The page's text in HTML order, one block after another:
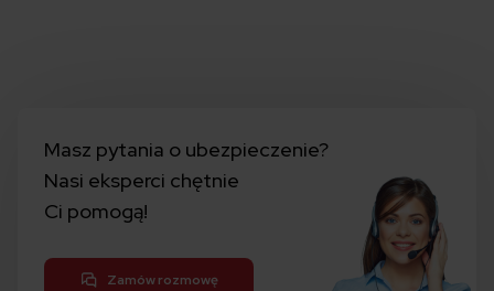
Masz pytania o ubezpieczenie?
Nasi eksperci chętnie
Ci pomogą!
Zamów rozmowę